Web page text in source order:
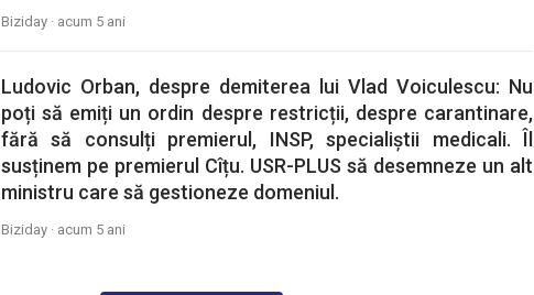
Biziday · acum 5 ani
Ludovic Orban, despre demiterea lui Vlad Voiculescu: Nu
poți să emiți un ordin despre restricții, despre carantinare,
fără să consulți premierul, INSP, specialiștii medicali. Îl
susținem pe premierul Cîțu. USR-PLUS să desemneze un alt
ministru care să gestioneze domeniul.
Biziday · acum 5 ani